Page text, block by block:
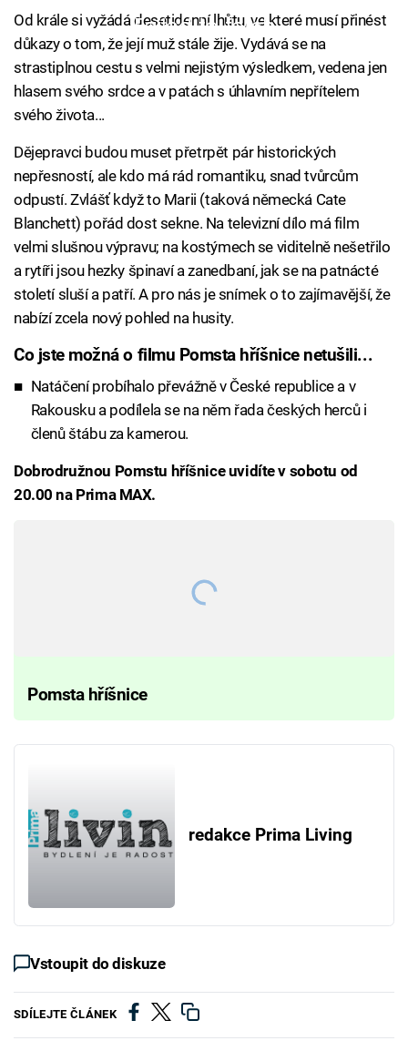
Failed to fetch
Od krále si vyžádá desetidenní lhůtu, ve které musí přinést
důkazy o tom, že její muž stále žije. Vydává se na
strastiplnou cestu s velmi nejistým výsledkem, vedena jen
hlasem svého srdce a v patách s úhlavním nepřítelem
svého života...
Dějepravci budou muset přetrpět pár historických
nepřesností, ale kdo má rád romantiku, snad tvůrcům
odpustí. Zvlášť když to Marii (taková německá Cate
Blanchett) pořád dost sekne. Na televizní dílo má film
velmi slušnou výpravu; na kostýmech se viditelně nešetřilo
a rytíři jsou hezky špinaví a zanedbaní, jak se na patnácté
století sluší a patří. A pro nás je snímek o to zajímavější, že
nabízí zcela nový pohled na husity.
Co jste možná o filmu Pomsta hříšnice netušili...
Natáčení probíhalo převážně v České republice a v
Rakousku a podílela se na něm řada českých herců i
členů štábu za kamerou.
Dobrodružnou Pomstu hříšnice uvidíte v sobotu od
20.00 na Prima MAX.
Pomsta hříšnice
redakce Prima Living
Vstoupit do diskuze
SDÍLEJTE ČLÁNEK